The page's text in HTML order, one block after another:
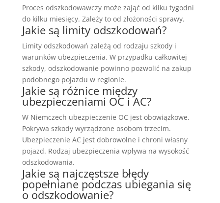
Proces odszkodowawczy może zająć od kilku tygodni
do kilku miesięcy. Zależy to od złożoności sprawy.
Jakie są limity odszkodowań?
Limity odszkodowań zależą od rodzaju szkody i
warunków ubezpieczenia. W przypadku całkowitej
szkody, odszkodowanie powinno pozwolić na zakup
podobnego pojazdu w regionie.
Jakie są różnice między
ubezpieczeniami OC i AC?
W Niemczech ubezpieczenie OC jest obowiązkowe.
Pokrywa szkody wyrządzone osobom trzecim.
Ubezpieczenie AC jest dobrowolne i chroni własny
pojazd. Rodzaj ubezpieczenia wpływa na wysokość
odszkodowania.
Jakie są najczęstsze błędy
popełniane podczas ubiegania się
o odszkodowanie?